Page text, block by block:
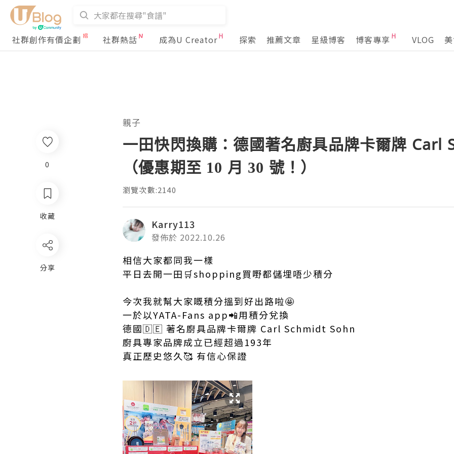
社群創作有價企劃 社群熱話 成為U Creator 探索 推薦文章 星級博客 博客專享 VLOG
0
收藏
分享
親子
一田快閃換購：德國著名廚具品牌卡爾牌
（優惠期至 10 月 30 號！）
瀏覽次數:2140
Karry113
發佈於 2022.10.26
相信大家都同我一樣
平日去開一田🛒shopping買嘢都儲埋唔少積分
今次我就幫大家嘅積分搵到好出路啦🤩
一於以YATA-Fans app📲用積分兌換
德國🇩🇪 著名廚具品牌卡爾牌 Carl Schmidt Sohn
廚具專家品牌成立已經超過193年
真正歷史悠久🥰 有信心保證